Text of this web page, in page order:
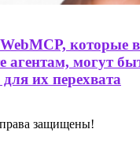
которые
агентам, могут
их перехвата
защищены!